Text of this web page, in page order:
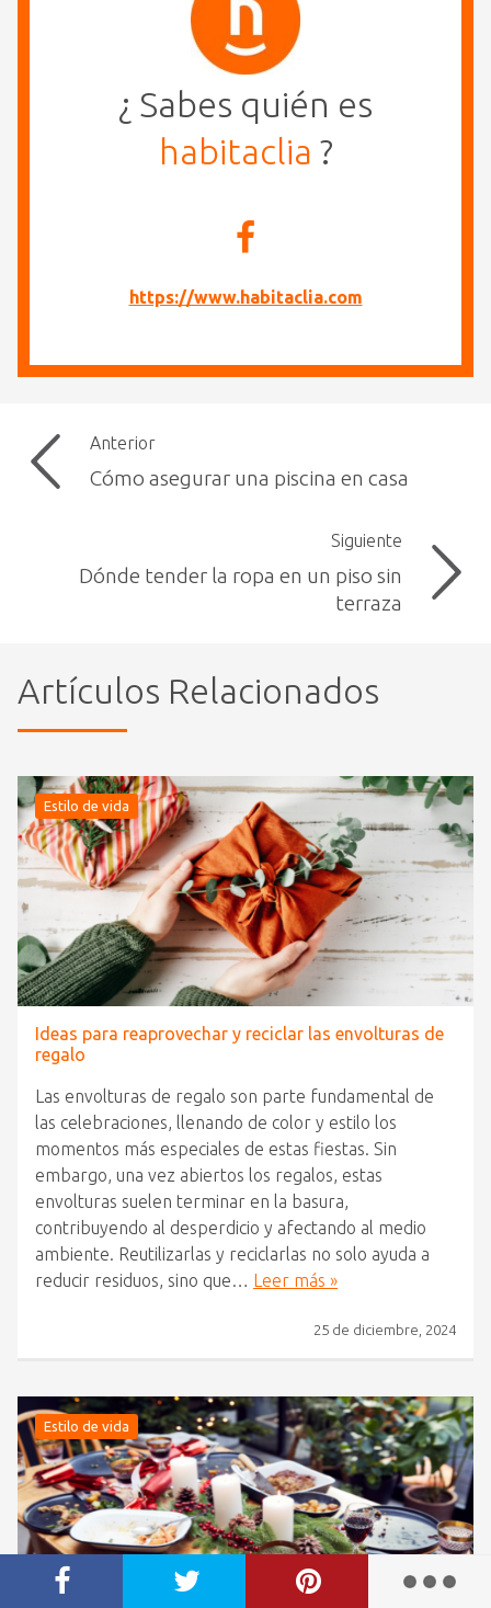
¿ Sabes quién es
habitaclia ?
https://www.habitaclia.com
Anterior
Cómo asegurar una piscina en casa
Siguiente
Dónde tender la ropa en un piso sin
terraza
Artículos Relacionados
Estilo de vida
Ideas para reaprovechar y reciclar las envolturas de
regalo
Las envolturas de regalo son parte fundamental de
las celebraciones, llenando de color y estilo los
momentos más especiales de estas fiestas. Sin
embargo, una vez abiertos los regalos, estas
envolturas suelen terminar en la basura,
contribuyendo al desperdicio y afectando al medio
ambiente. Reutilizarlas y reciclarlas no solo ayuda a
reducir residuos, sino que…
Leer más »
25 de diciembre, 2024
Estilo de vida